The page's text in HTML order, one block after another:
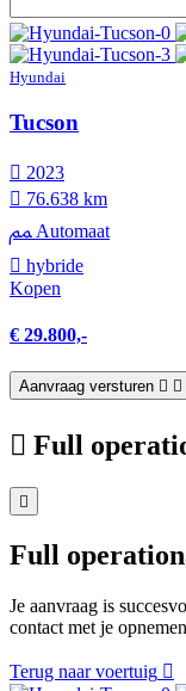
Hyundai
Tucson
2023
76.638 km
Automaat
hybride
Kopen
€ 29.800,-
Aanvraag versturen
Full
Full
Je aanvraag is
contact met je
Terug naar voertuig